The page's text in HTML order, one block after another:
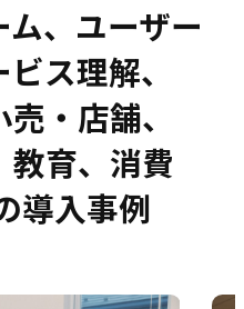
、ユーザー
ス理解、
・店舗、
教育、消費
導入事例